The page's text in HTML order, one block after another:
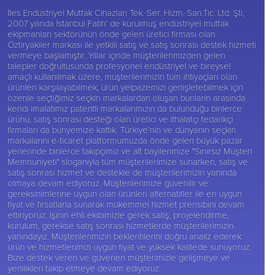
İles Endüstriyel Mutfak Cihazları Tek. Ser. Hizm. San.Tic. Ltd. Şti,
2007 yılında İstanbul Fatih’ de kurulmuş endüstriyel mutfak
ekipmanları sektörünün önde gelen üretici firması olan
Öztiryakiler markası ile yetkili satış ve satış sonrası destek hizmeti
vermeye başlamıştır. Yıllar içinde müşterilerimizden gelen
talepler doğrultusunda profesyonel endüstriyel ve bireysel
amaçlı kullanılmak üzere, müşterilerimizin tüm ihtiyaçları olan
ürünleri karşılayabilmek, ürün yelpazemizi genişletebilmek için
özenle seçtiğimiz seçkin markalardan oluşan bunların arasında
kendi imalatımız patentli markalarımızın da bulunduğu binlerce
ürünü, satış sonrası desteği olan üretici ve ithalatçı tedarikçi
firmaları da bünyemize kattık. Türkiye’nin ve dünyanın seçkin
markalarını e-ticaret platformumuzda önde gelen büyük pazar
yerlerinde binlerce takipçimiz ve alt bayilerimize "Sınırsız Müşteri
Memnuniyeti" sloganıyla tüm müşterilerimize sunarken, satış ve
satış sonrası hizmet ve destekle de müşterilerimizin yanında
olmaya devam ediyoruz. Müşterilerimize güvenilir ve
gereksinimlerine uygun olan ürünleri alternatifler ile en uygun
fiyat ve fırsatlarla sunarak mükemmel hizmet prensibini devam
ettiriyoruz. İşinin ehli ekibimizle gerek satış, projelendirme,
kurulum, gerekse satış sonrası hizmetlerde müşterilerimizin
yanındayız. Müşterilerimizin beklentilerini doğru analiz ederek
ürün ve hizmetlerimizi uygun fiyat ve yüksek kalitede sunuyoruz.
Bize destek veren ve güvenen müşterimizle gelişmeye ve
yenilikleri takip etmeye devam ediyoruz.